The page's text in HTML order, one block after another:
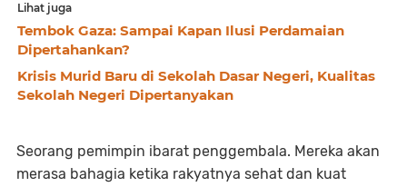
Lihat juga
Tembok Gaza: Sampai Kapan Ilusi Perdamaian
Dipertahankan?
Krisis Murid Baru di Sekolah Dasar Negeri, Kualitas
Sekolah Negeri Dipertanyakan
Seorang pemimpin ibarat penggembala. Mereka akan
merasa bahagia ketika rakyatnya sehat dan kuat